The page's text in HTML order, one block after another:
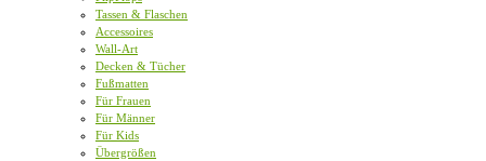
Tassen & Flaschen
Accessoires
Wall-Art
Decken & Tücher
Fußmatten
Für Frauen
Für Männer
Für Kids
Übergrößen